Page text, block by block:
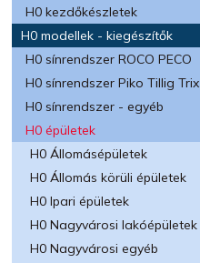
H0 kezdőkészletek
H0 modellek - kiegészítők
H0 sínrendszer ROCO PECO
H0 sínrendszer Piko Tillig Trix
H0 sínrendszer - egyéb
H0 épületek
H0 Állomásépületek
H0 Állomás körüli épületek
H0 Ipari épületek
H0 Nagyvárosi lakóépületek
H0 Nagyvárosi egyéb